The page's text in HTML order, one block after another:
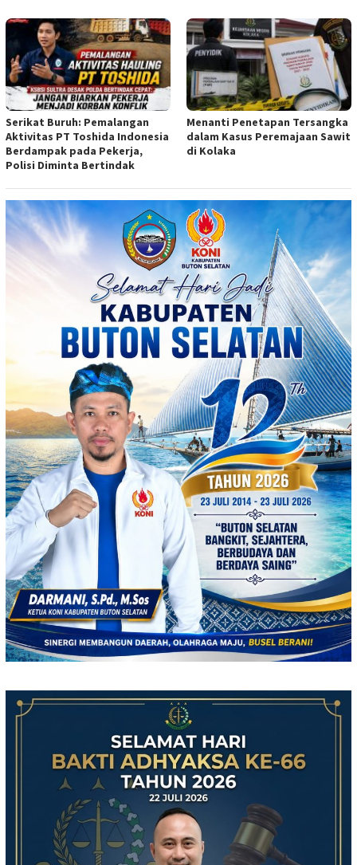
Serikat Buruh: Pemalangan
Aktivitas PT Toshida Indonesia
Berdampak pada Pekerja,
Polisi Diminta Bertindak
Menanti Penetapan Tersangka
dalam Kasus Peremajaan Sawit
di Kolaka